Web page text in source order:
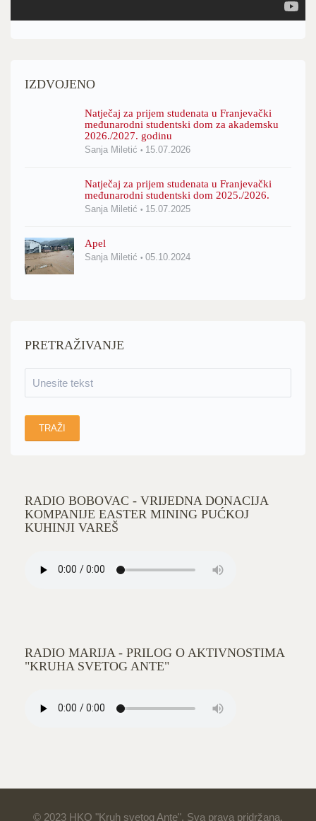
IZDVOJENO
Natječaj za prijem studenata u Franjevački
međunarodni studentski dom za akademsku
2026./2027. godinu
Sanja Miletić 15.07.2026
Natječaj za prijem studenata u Franjevački
međunarodni studentski dom 2025./2026.
Sanja Miletić 15.07.2025
Apel
Sanja Miletić 05.10.2024
PRETRAŽIVANJE
RADIO BOBOVAC - VRIJEDNA DONACIJA
KOMPANIJE EASTER MINING PUĆKOJ
KUHINJI VAREŠ
RADIO MARIJA - PRILOG O AKTIVNOSTIMA
"KRUHA SVETOG ANTE"
© 2023 HKO "Kruh svetog Ante". Sva prava pridržana.